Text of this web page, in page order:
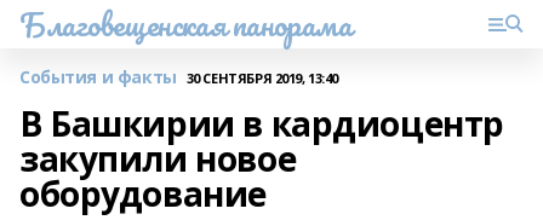
Благовещенская панорама
События и факты 30 СЕНТЯБРЯ 2019, 13:40
В Башкирии в кардиоцентр
закупили новое
оборудование